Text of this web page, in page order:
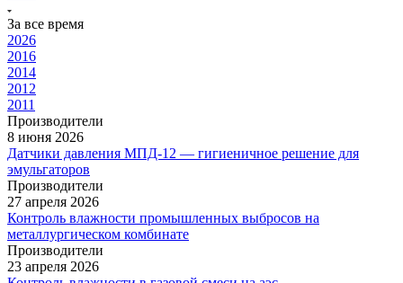
За все время
2026
2016
2014
2012
2011
Производители
8 июня 2026
Датчики давления МПД-12 — гигиеничное решение для
эмульгаторов
Производители
27 апреля 2026
Контроль влажности промышленных выбросов на
металлургическом комбинате
Производители
23 апреля 2026